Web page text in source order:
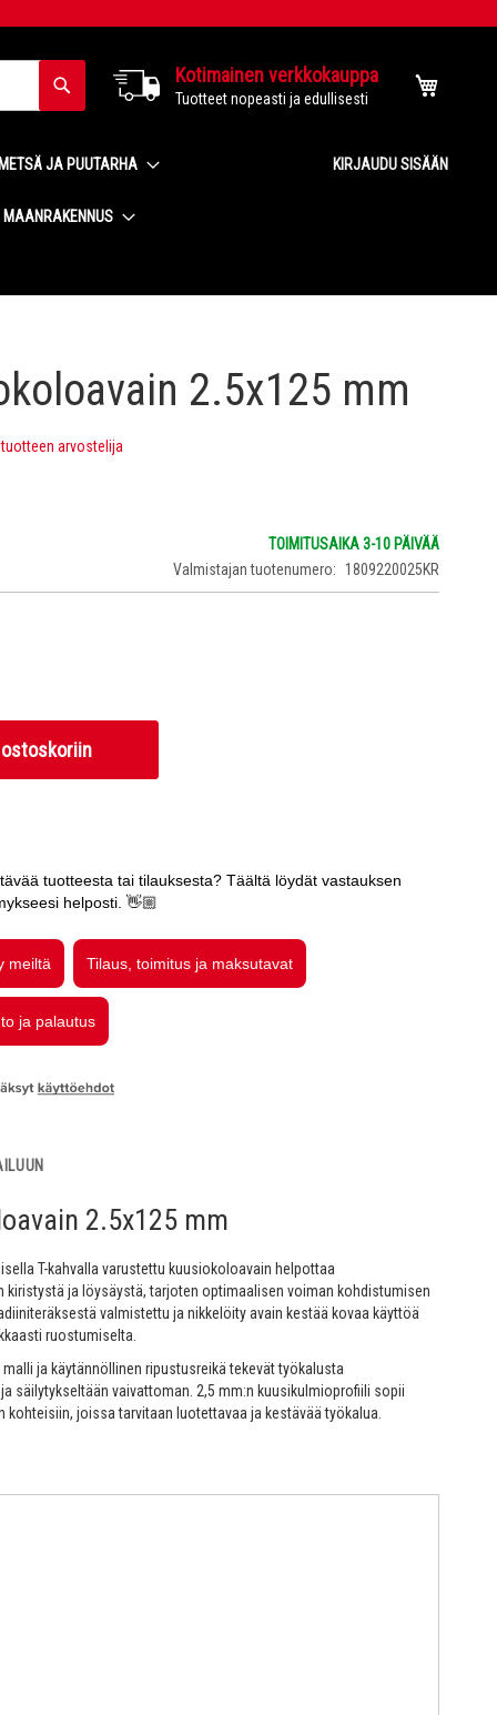
Kotimainen verkkokauppa
Tuotteet nopeasti ja edullisesti
METSÄ JA PUUTARHA
MAANRAKENNUS
KIRJAUDU SISÄÄN
2.5x125 mm
arvostelija
TOIMITUSAIKA 3-10 PÄIVÄÄ
Valmistajan tuotenumero
1809220025KR
ostoskoriin
2.5x125 mm
T-kahvalla varustettu kuusiokoloavain helpottaa
kiristystä ja löysäystä, tarjoten optimaalisen voiman kohdistumisen
valmistettu ja nikkelöity avain kestää kovaa käyttöä
ruostumiselta.
ja käytännöllinen ripustusreikä tekevät työkalusta
säilytykseltään vaivattoman. 2,5 mm:n kuusikulmioprofiili sopii
kohteisiin, joissa tarvitaan luotettavaa ja kestävää työkalua.